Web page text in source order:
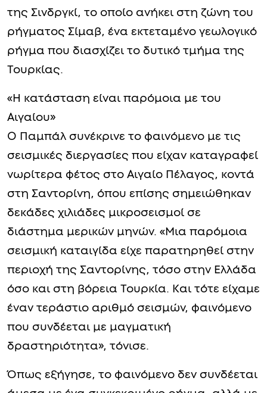
της Σινδργκί, το οποίο ανήκει στη ζώνη του
ρήγματος Σίμαβ, ένα εκτεταμένο γεωλογικό
ρήγμα που διασχίζει το δυτικό τμήμα της
Τουρκίας.
«Η κατάσταση είναι παρόμοια με του
Αιγαίου»
Ο Παμπάλ συνέκρινε το φαινόμενο με τις
σεισμικές διεργασίες που είχαν καταγραφεί
νωρίτερα φέτος στο Αιγαίο Πέλαγος, κοντά
στη Σαντορίνη, όπου επίσης σημειώθηκαν
δεκάδες χιλιάδες μικροσεισμοί σε
διάστημα μερικών μηνών. «Μια παρόμοια
σεισμική καταιγίδα είχε παρατηρηθεί στην
περιοχή της Σαντορίνης, τόσο στην Ελλάδα
όσο και στη βόρεια Τουρκία. Και τότε είχαμε
έναν τεράστιο αριθμό σεισμών, φαινόμενο
που συνδέεται με μαγματική
δραστηριότητα», τόνισε.
Όπως εξήγησε, το φαινόμενο δεν συνδέεται